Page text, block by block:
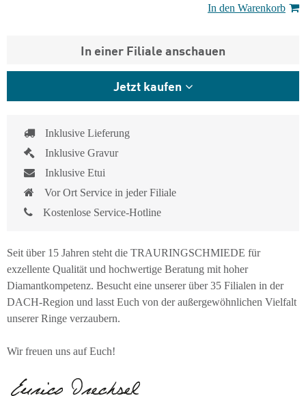
In den Warenkorb
In einer Filiale anschauen
Jetzt kaufen
Inklusive Lieferung
Inklusive Gravur
Inklusive Etui
Vor Ort Service in jeder Filiale
Kostenlose Service-Hotline
Seit über 15 Jahren steht die TRAURINGSCHMIEDE für
exzellente Qualität und hochwertige Beratung mit hoher
Diamantkompetenz. Besucht eine unserer über 35 Filialen in der
DACH-Region und lasst Euch von der außergewöhnlichen Vielfalt
unserer Ringe verzaubern.
Wir freuen uns auf Euch!